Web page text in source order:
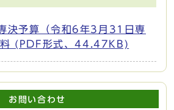
決予算（令和6年3月31日専
料 (PDF形式、44.47KB)
お問い合わせ